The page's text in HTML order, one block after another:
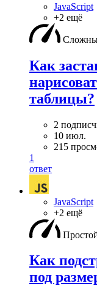
JavaScript
+2 ещё
Как
таблицы?
2
10 июл.
215
1
ответ
JavaScript
+2 ещё
Как
под